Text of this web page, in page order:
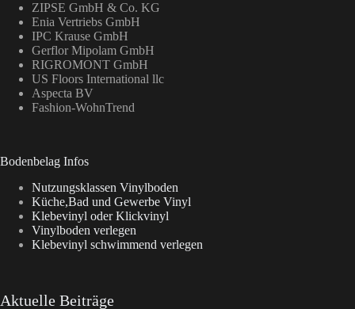
ZIPSE GmbH & Co. KG
Enia Vertriebs GmbH
IPC Krause GmbH
Gerflor Mipolam GmbH
RIGROMONT GmbH
US Floors International llc
Aspecta BV
Fashion-WohnTrend
Bodenbelag Infos
Nutzungsklassen Vinylboden
Küche,Bad und Gewerbe Vinyl
Klebevinyl oder Klickvinyl
Vinylboden verlegen
Klebevinyl schwimmend verlegen
Aktuelle Beiträge